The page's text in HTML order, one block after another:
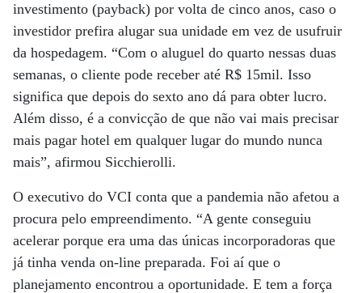
investimento (payback) por volta de cinco anos, caso o
investidor prefira alugar sua unidade em vez de usufruir
da hospedagem. “Com o aluguel do quarto nessas duas
semanas, o cliente pode receber até R$ 15mil. Isso
significa que depois do sexto ano dá para obter lucro.
Além disso, é a convicção de que não vai mais precisar
mais pagar hotel em qualquer lugar do mundo nunca
mais”, afirmou Sicchierolli.
O executivo do VCI conta que a pandemia não afetou a
procura pelo empreendimento. “A gente conseguiu
acelerar porque era uma das únicas incorporadoras que
já tinha venda on-line preparada. Foi aí que o
planejamento encontrou a oportunidade. E tem a força